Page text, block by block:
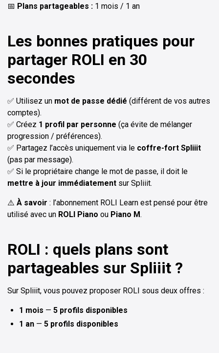
📅 Plans partageables : 1 mois / 1 an
Les bonnes pratiques pour
partager ROLI en 30
secondes
✅ Utilisez un mot de passe dédié (différent de vos autres
comptes).
✅ Créez 1 profil par personne (ça évite de mélanger
progression / préférences).
✅ Partagez l’accès uniquement via le coffre-fort Spliiit
(pas par message).
✅ Si le propriétaire change le mot de passe, il doit le
mettre à jour immédiatement sur Spliiit.
⚠️ À savoir : l’abonnement ROLI Learn est pensé pour être
utilisé avec un ROLI Piano ou Piano M.
ROLI : quels plans sont
partageables sur Spliiit ?
Sur Spliiit, vous pouvez proposer ROLI sous deux offres :
1 mois — 5 profils disponibles
1 an — 5 profils disponibles